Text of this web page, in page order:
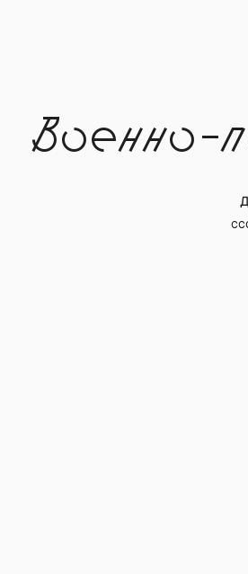
Военно-